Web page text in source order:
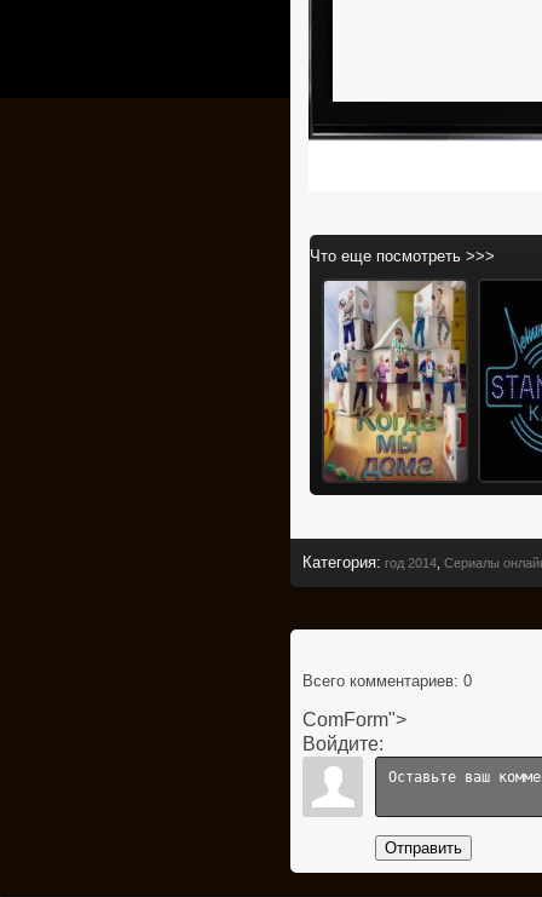
Что еще посмотреть >>>
Категория: год 2014 Сериалы
Всего комментариев: 0
ComForm">
Войдите:
Отправить